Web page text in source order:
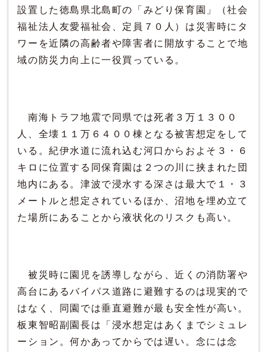
設置した徳島県北島町の「みどり保育園」（社会
福祉法人友愛福祉会、定員７０人）は災害時にタ
ワーを近隣の高齢者や障害者に開放することで地
域の防災力向上に一役買っている。
南海トラフ地震で同県では死者３万１３００
人、全壊１１万６４００棟となる被害想定をして
いる。紀伊水道に流れ込む河口からおよそ３・６
キロに位置する同保育園は２つの川に挟まれた団
地内にある。津波で浸水する深さは最大で１・３
メートルと想定されているほか、沼地を埋め立て
た場所にあることから液状化のリスクも高い。
被災時に園児を誘導しながら、近くの消防署や
高台にあるバイパス道路に避難するのは現実的で
はなく、同園では垂直避難が最も安全性が高い。
板東智昭副園長は「浸水想定はあくまでシミュレ
ーション。何かあってからでは遅い。念には念